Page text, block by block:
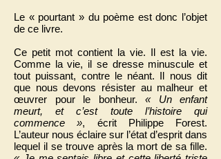
Le « pourtant » du poème est donc l’objet
de ce livre.
Ce petit mot contient la vie. Il est la vie.
Comme la vie, il se dresse minuscule et
tout puissant, contre le néant. Il nous dit
que nous devons résister au malheur et
œuvrer pour le bonheur. « Un enfant
meurt, et c’est toute l’histoire qui
commence », écrit Philippe Forest.
L’auteur nous éclaire sur l’état d’esprit dans
lequel il se trouve après la mort de sa fille.